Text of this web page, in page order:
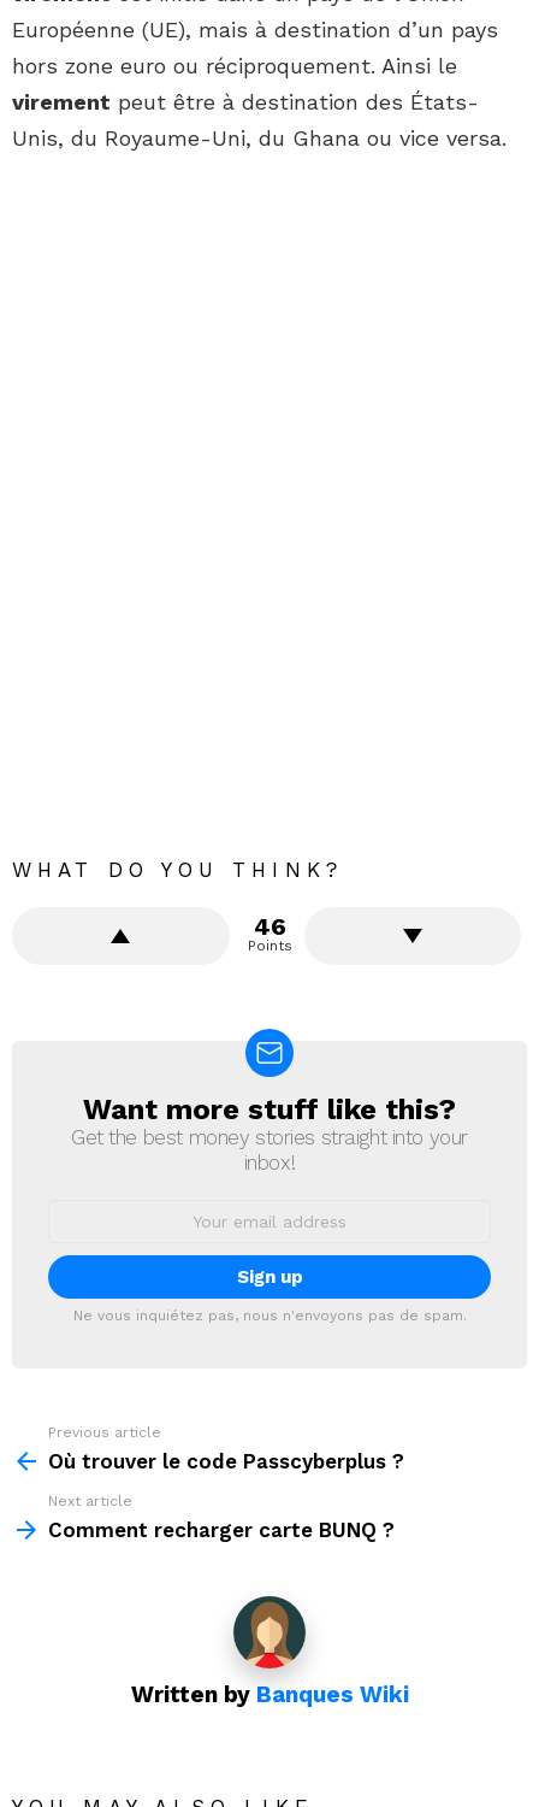
Européenne (UE), mais à destination d’un pays
hors zone euro ou réciproquement. Ainsi le
virement peut être à destination des États-
Unis, du Royaume-Uni, du Ghana ou vice versa.
WHAT DO YOU THINK?
46
Points
NEWSLETTER
Want more stuff like this?
Get the best money stories straight into your
inbox!
Ne vous inquiétez pas, nous n'envoyons pas de spam.
more
Previous article
Où trouver le code Passcyberplus ?
Next article
Comment recharger carte BUNQ ?
Written by Banques Wiki